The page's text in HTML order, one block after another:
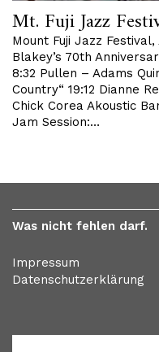
Mt. Fuji Jazz
Mount Fuji Jazz
Blakey’s 70th
8:32 Pullen – Adams
Country“ 19:12 Dianne
Chick Corea Akoustic
Jam Session:…
Was nicht fehlen darf.
Impressum
Datenschutzerklärung